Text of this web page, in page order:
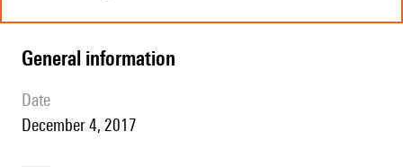
general information
date
December 4, 2017